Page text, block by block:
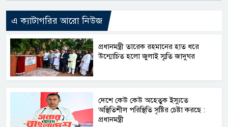
এ ক্যাটাগরির আরো নিউজ
প্রধানমন্ত্রী তারেক রহমানের হাত ধরে
উন্মোচিত হলো জুলাই স্মৃতি জাদুঘর
দেশে কেউ কেউ অহেতুক ইস্যুতে
অস্থিতিশীল পরিস্থিতি সৃষ্টির চেষ্টা করছে :
প্রধানমন্ত্রী